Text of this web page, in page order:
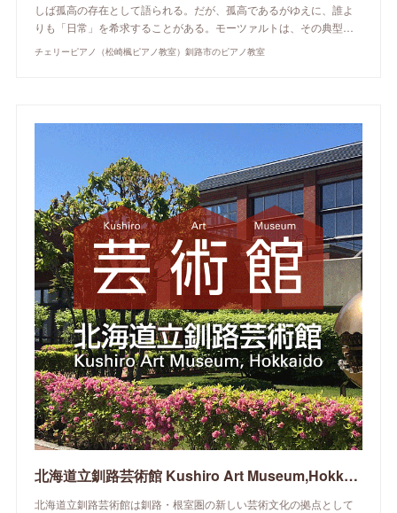
しば孤高の存在として語られる。だが、孤高であるがゆえに、誰よ
りも「日常」を希求することがある。モーツァルトは、その典型…
チェリーピアノ（松崎楓ピアノ教室）釧路市のピアノ教室
北海道立釧路芸術館 Kushiro Art Museum,Hokkaido
北海道立釧路芸術館は釧路・根室圏の新しい芸術文化の拠点として